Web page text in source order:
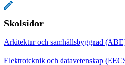
Skolsidor
Arkitektur och samhällsbyggnad
Elektroteknik och datavetenskap